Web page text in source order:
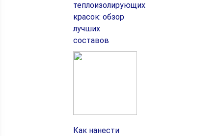
теплоизолирующих
красок: обзор
лучших
составов
Как нанести